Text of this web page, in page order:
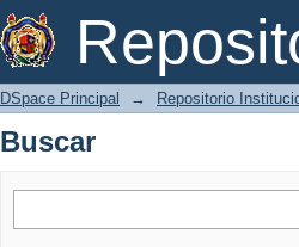
Buscar
DSpace Principal → Repositorio
Buscar